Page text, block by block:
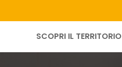
SCOPRI IL TERRITORIO